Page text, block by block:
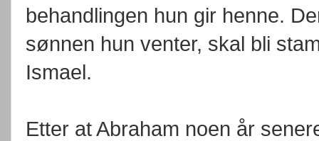
behandlingen hun gir henne.
sønnen hun venter, skal bli
Ismael.
Etter at Abraham noen år